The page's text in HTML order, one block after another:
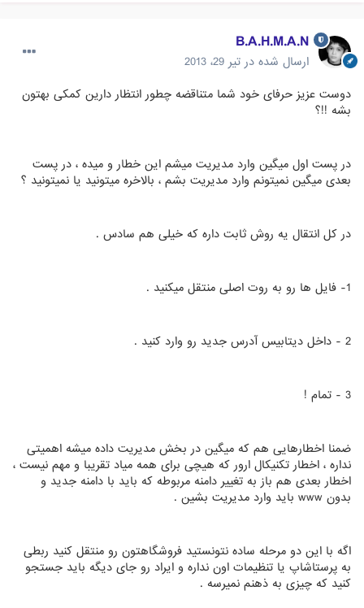
B.A.H.M.A.N
ارسال شده در تیر 29، 2013
دوست عزیز حرفای خود شما متناقضه چطور انتظار دارین کمکی بهتون
بشه !!؟
در پست اول میگین وارد مدیریت میشم این خطار و میده ، در پست
بعدی میگین نمیتونم وارد مدیریت بشم ، بالاخره میتونید یا نمیتونید ؟
در کل انتقال یه روش ثابت داره که خیلی هم سادس .
2 - داخل دیتابیس آدرس جدید رو وارد کنید .
3 - تمام !
ضمنا اخطارهایی هم که میگین در بخش مدیریت داده میشه اهمیتی
نداره ، اخطار تکنیکال ارور که هیچی برای همه میاد تقریبا و مهم نیست ،
اخطار بعدی هم باز به تغییر دامنه مربوطه که باید با دامنه جدید و
بدون www باید وارد مدیریت بشین .
اگه با این دو مرحله ساده نتونستید فروشگاهتون رو منتقل کنید ربطی
به پرستاشاپ یا تنظیمات اون نداره و ایراد رو جای دیگه باید جستجو
کنید که چیزی به ذهنم نمیرسه .